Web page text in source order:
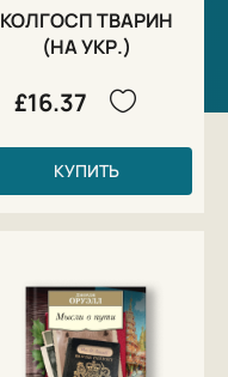
КОЛГОСП ТВАРИН
(НА УКР.)
£16.37
КУПИТЬ